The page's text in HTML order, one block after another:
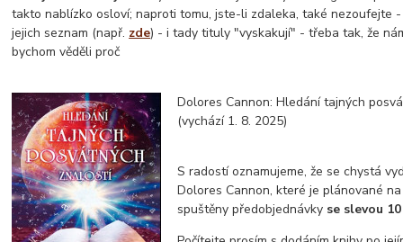
takto nablízko osloví; naproti tomu, jste-li zdaleka, také nezoufejte
jejich seznam (např. zde) - i tady tituly "vyskakují" - třeba tak, že
bychom věděli proč
Dolores Cannon: Hledání tajných
(vychází 1. 8. 2025)
S radostí oznamujeme, že se chystá
Dolores Cannon, které je plánované
spuštěny předobjednávky se slevou